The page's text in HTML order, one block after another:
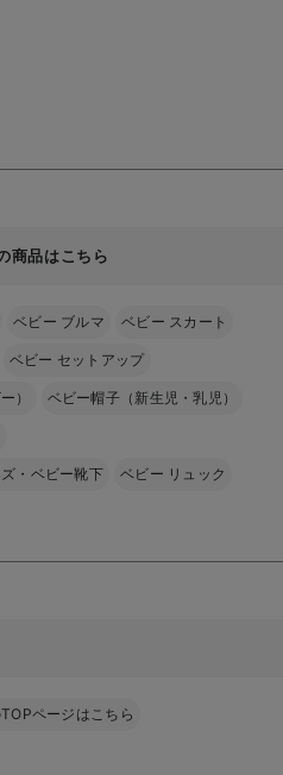
商品はこちら
ベビー ブルマ ベビー スカート
ベビー セットアップ
） ベビー帽子（新生児・乳児）
・ベビー靴下 ベビー リュック
ページはこちら